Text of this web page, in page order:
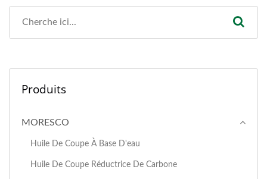
Produits
MORESCO
Huile De Coupe À Base D'eau
Huile De Coupe Réductrice De Carbone